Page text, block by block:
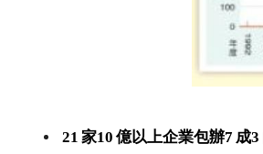
21 家10 億以上企業包辦7 成3